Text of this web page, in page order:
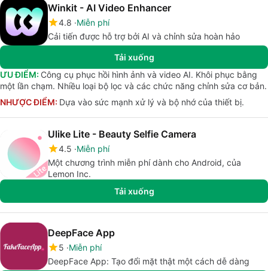
Winkit - AI Video Enhancer
4.8 Miễn phí
Cải tiến được hỗ trợ bởi AI và chỉnh sửa hoàn hảo
Tải xuống
ƯU ĐIỂM: Công cụ phục hồi hình ảnh và video AI. Khôi phục bằng
một lần chạm. Nhiều loại bộ lọc và các chức năng chỉnh sửa cơ bản.
NHƯỢC ĐIỂM: Dựa vào sức mạnh xử lý và bộ nhớ của thiết bị.
Ulike Lite - Beauty Selfie Camera
4.5 Miễn phí
Một chương trình miễn phí dành cho Android, của
Lemon Inc.
Tải xuống
DeepFace App
5 Miễn phí
DeepFace App: Tạo đổi mặt thật một cách dễ dàng